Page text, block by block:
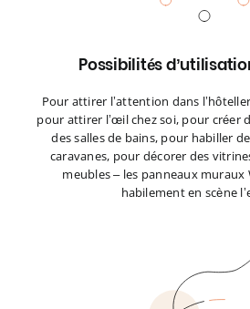
Possibilités
Pour attirer l’attention dans
pour attirer l’œil chez soi, pour créer
des salles de bains, pour habiller
caravanes, pour décorer des
meubles – les panneaux muraux
habilement en scène